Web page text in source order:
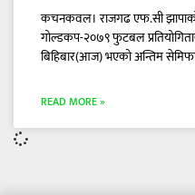
कचनकवल। राजगढ एफ.सी
गोल्डकप-२०७९ फुटबल
बिहिबार(आज) भएको अन्तिम
READ MORE »